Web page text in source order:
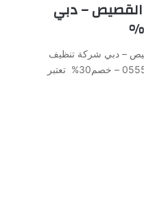
– دبي
– دبي شركة تنظيف
كنب في القصيص – دبي 0555980700 – خصم30% تعتبر